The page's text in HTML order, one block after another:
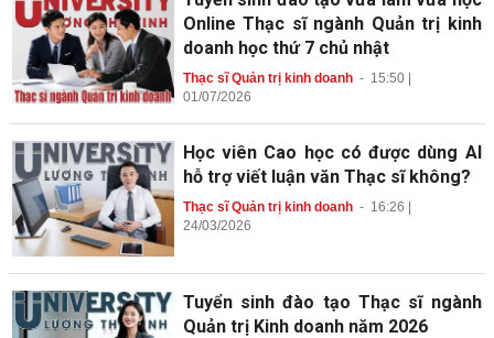
Online Thạc sĩ ngành Quản trị kinh
doanh học thứ 7 chủ nhật
Thạc sĩ Quản trị kinh doanh- 15:50 |
01/07/2026
Học viên Cao học có được dùng AI
hỗ trợ viết luận văn Thạc sĩ không?
Thạc sĩ Quản trị kinh doanh- 16:26 |
24/03/2026
Tuyển sinh đào tạo Thạc sĩ ngành
Quản trị Kinh doanh năm 2026